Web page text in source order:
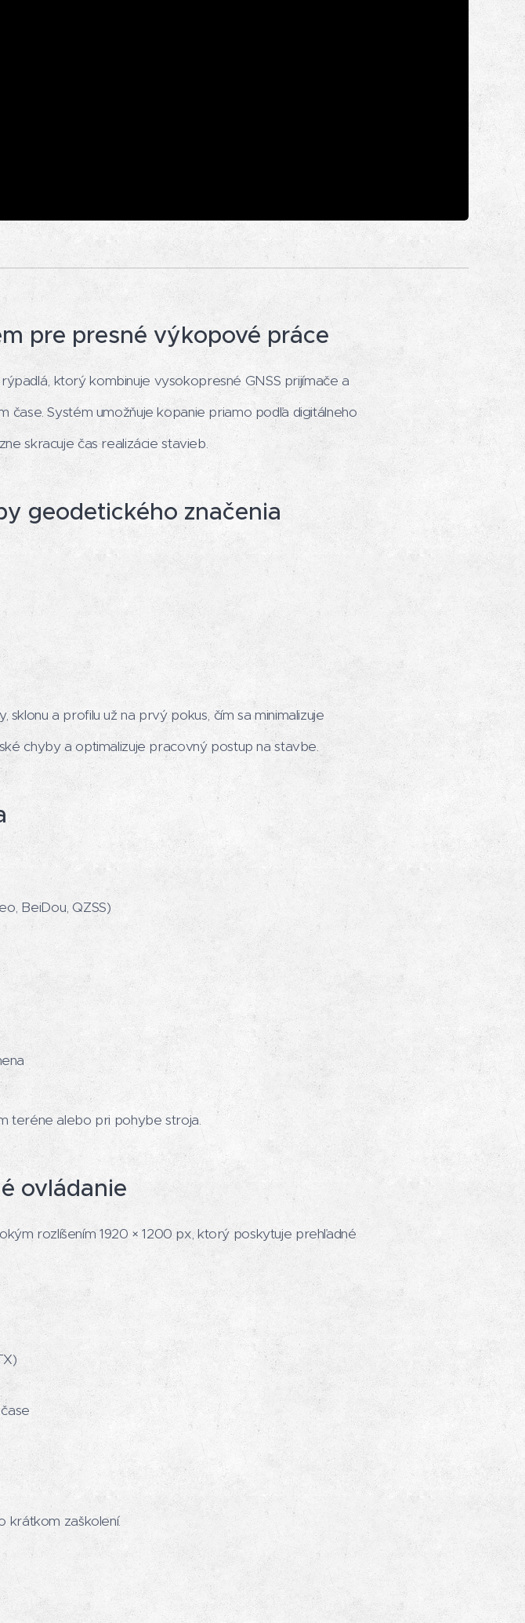
pre presné výkopové práce
ktorý kombinuje vysokopresné GNSS prijímače a
Systém umožňuje kopanie priamo podľa digitálneho
skracuje čas realizácie stavieb.
geodetického značenia
a profilu už na prvý pokus, čím sa minimalizuje
chyby a optimalizuje pracovný postup na stavbe.
BeiDou, QZSS)
teréne alebo pri pohybe stroja.
ovládanie
rozlíšením 1920 × 1200 px, ktorý poskytuje prehľadné
krátkom zaškolení.